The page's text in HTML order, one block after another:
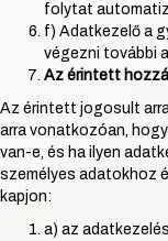
folytat
f) Adatkezelő a
végezni további
Az érintett
Az érintett jogosult
arra vonatkozóan,
van-e, és ha ilyen
személyes adatokhoz
kapjon:
a) az